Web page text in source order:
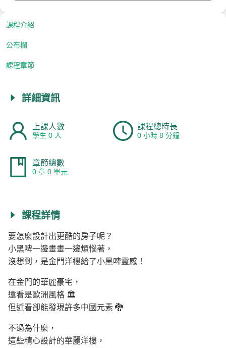
課程介紹
公布欄
課程章節
詳細資訊
上課人數
學生 0 人
課程總時長
0 小時 8 分鐘
章節總數
0 章 0 單元
課程詳情
要怎麼設計出更酷的房子呢？
小黑啤一邊畫畫一邊煩惱著，
沒想到，是金門洋樓給了小黑啤靈感！
在金門的華麗豪宅，
遠看是歐洲風格 🏛️
但近看卻能發現許多中國元素 🐉
不過為什麼，
這些精心設計的華麗洋樓，